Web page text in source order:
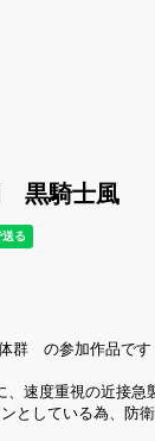
黒騎士風
群 の参加作品です
、速度重視の近接急
としている為、防